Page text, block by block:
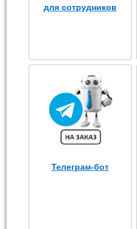
для сотрудников
Телеграм-бот